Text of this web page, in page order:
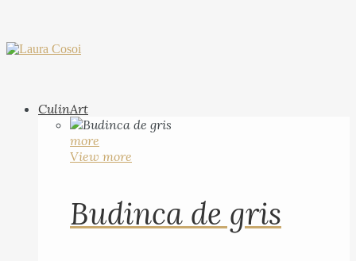
CulinArt
more
View more
Budinca de gris